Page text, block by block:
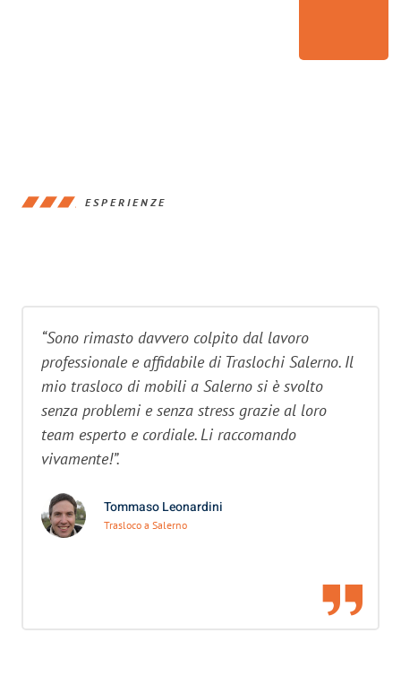
ESPERIENZE
“Sono rimasto davvero colpito dal lavoro
professionale e affidabile di Traslochi Salerno. Il
mio trasloco di mobili a Salerno si è svolto
senza problemi e senza stress grazie al loro
team esperto e cordiale. Li raccomando
vivamente!”.
Tommaso Leonardini
Trasloco a Salerno